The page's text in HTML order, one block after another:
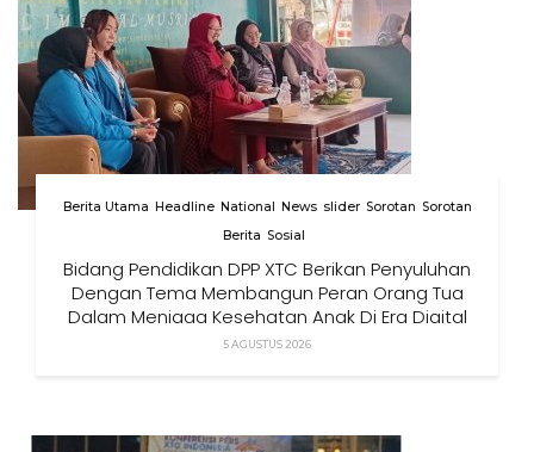
Berita Utama Headline National News slider Sorotan Sorotan
Berita Sosial
Bidang Pendidikan DPP XTC Berikan Penyuluhan
Dengan Tema Membangun Peran Orang Tua
Dalam Menjaga Kesehatan Anak Di Era Digital
5 AGUSTUS 2026